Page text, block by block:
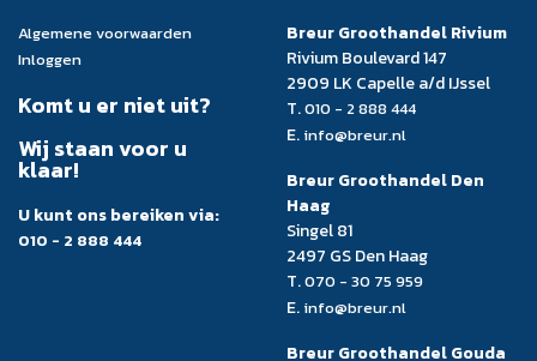
Algemene voorwaarden
Inloggen
Komt u er niet uit?
Wij staan voor u
klaar!
U kunt ons bereiken via:
010 - 2 888 444
Breur Groothandel Rivium
Rivium Boulevard 147
2909 LK Capelle a/d IJssel
T.010 - 2 888 444
E. info@breur.nl
Breur Groothandel Den
Haag
Singel 81
2497 GS Den Haag
T.070 - 30 75 959
E. info@breur.nl
Breur Groothandel Gouda